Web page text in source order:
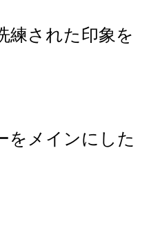
練された印象を
をメインにした